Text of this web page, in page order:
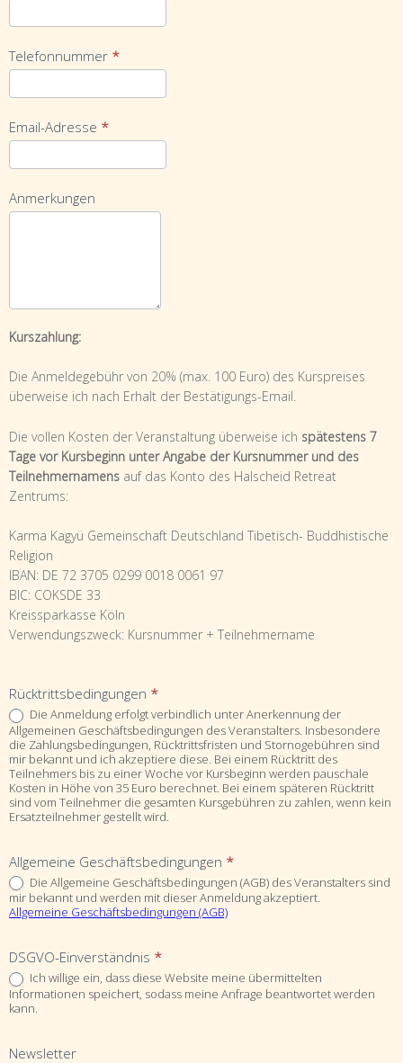
Telefonnummer *
Email-Adresse *
Anmerkungen
Kurszahlung:
Die Anmeldegebühr von 20% (max. 100 Euro) des Kurspreises
überweise ich nach Erhalt der Bestätigungs-Email.
Die vollen Kosten der Veranstaltung überweise ich spätestens 7
Tage vor Kursbeginn unter Angabe der Kursnummer und des
Teilnehmernamens auf das Konto des Halscheid Retreat
Zentrums:
Karma Kagyü Gemeinschaft Deutschland Tibetisch- Buddhistische
Religion
IBAN: DE 72 3705 0299 0018 0061 97
BIC: COKSDE 33
Kreissparkasse Köln
Verwendungszweck: Kursnummer + Teilnehmername
Rücktrittsbedingungen *
Die Anmeldung erfolgt verbindlich unter Anerkennung der
Allgemeinen Geschäftsbedingungen des Veranstalters. Insbesondere
die Zahlungsbedingungen, Rücktrittsfristen und Stornogebühren sind
mir bekannt und ich akzeptiere diese. Bei einem Rücktritt des
Teilnehmers bis zu einer Woche vor Kursbeginn werden pauschale
Kosten in Höhe von 35 Euro berechnet. Bei einem späteren Rücktritt
sind vom Teilnehmer die gesamten Kursgebühren zu zahlen, wenn kein
Ersatzteilnehmer gestellt wird.
Allgemeine Geschäftsbedingungen *
Die Allgemeine Geschäftsbedingungen (AGB) des Veranstalters sind
mir bekannt und werden mit dieser Anmeldung akzeptiert.
Allgemeine Geschäftsbedingungen (AGB)
DSGVO-Einverständnis *
Ich willige ein, dass diese Website meine übermittelten
Informationen speichert, sodass meine Anfrage beantwortet werden
kann.
Newsletter